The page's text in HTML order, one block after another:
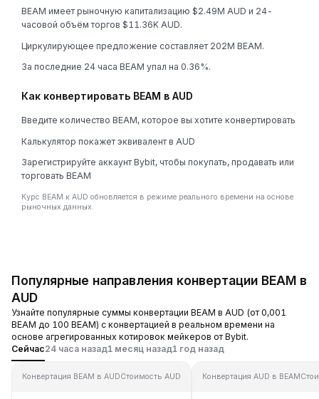
BEAM имеет рыночную капитализацию $2.49M AUD и 24-
часовой объём торгов $11.36K AUD.
Циркулирующее предложение составляет 202M BEAM.
За последние 24 часа BEAM упал на 0.36%.
Как конвертировать BEAM в AUD
Введите количество BEAM, которое вы хотите конвертировать
Калькулятор покажет эквивалент в AUD
Зарегистрируйте аккаунт Bybit, чтобы покупать, продавать или
торговать BEAM
Курс BEAM к AUD обновляется в режиме реального времени на основе
рыночных данных.
Популярные направления конвертации BEAM в
AUD
Узнайте популярные суммы конвертации BEAM в AUD (от 0,001
BEAM до 100 BEAM) с конвертацией в реальном времени на
основе агрегированных котировок мейкеров от Bybit.
Сейчас24 часа назад1 месяц назад1 год назад
Конвертация BEAM в AUDСтоимость AUD Конвертация AUD в BEAM